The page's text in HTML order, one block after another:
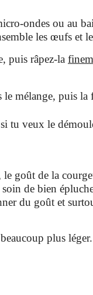
ondes ou au
les œufs et
puis râpez-la
mélange, puis la
tu veux le
goût de la
de bien
du goût et
plus léger.